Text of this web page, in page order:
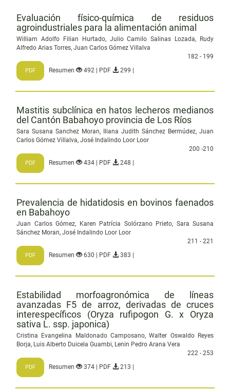
Evaluación físico-química de residuos
agroindustriales para la alimentación animal
William Adolfo Filian Hurtado, Julio Camilo Salinas Lozada, Rudy
Alfredo Arias Torres, Juan Carlos Gómez Villalva
182 - 199
PDF Resumen 492 | PDF 299 |
Mastitis subclínica en hatos lecheros medianos
del Cantón Babahoyo provincia de Los Ríos
Sara Susana Sanchez Moran, Iliana Judith Sánchez Bermúdez, Juan
Carlos Gómez Villalva, José Indalindo Loor Loor
200 -210
PDF Resumen 434 | PDF 248 |
Prevalencia de hidatidosis en bovinos faenados
en Babahoyo
Juan Carlos Gómez, Karen Patrícia Solórzano Prieto, Sara Susana
Sánchez Moran, José Indalindo Loor Loor
211 - 221
PDF Resumen 630 | PDF 383 |
Estabilidad morfoagronómica de líneas
avanzadas F5 de arroz, derivadas de cruces
interespecíficos (Oryza rufipogon G. x Oryza
sativa L. ssp. japonica)
Cristina Evangelina Maldonado Camposano, Walter Oswaldo Reyes
Borja, Luis Alberto Duicela Guambi, Lenin Pedro Arana Vera
222 - 253
PDF Resumen 374 | PDF 213 |